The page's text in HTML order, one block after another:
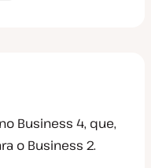
Business 4, que,
o Business 2.